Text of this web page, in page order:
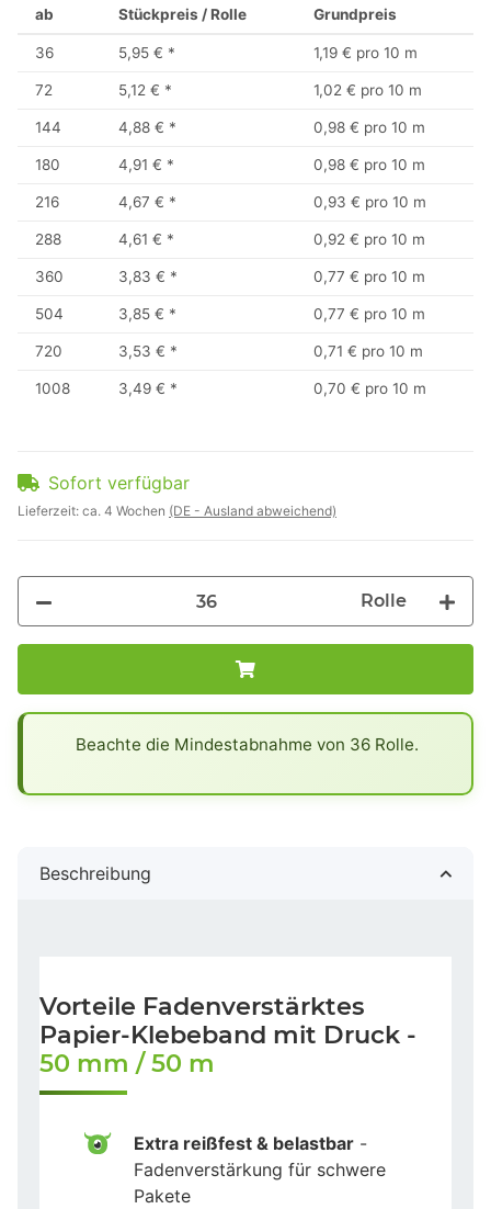
ab Stückpreis / Rolle Grundpreis
36 5,95 € * 1,19 € pro 10 m
72 5,12 € * 1,02 € pro 10 m
144 4,88 € * 0,98 € pro 10 m
180 4,91 € * 0,98 € pro 10 m
216 4,67 € * 0,93 € pro 10 m
288 4,61 € * 0,92 € pro 10 m
360 3,83 € * 0,77 € pro 10 m
504 3,85 € * 0,77 € pro 10 m
720 3,53 € * 0,71 € pro 10 m
1008 3,49 € * 0,70 € pro 10 m
Sofort verfügbar
Lieferzeit: ca. 4 Wochen (DE - Ausland abweichend)
Rolle
Beachte die Mindestabnahme von 36 Rolle.
Beschreibung
Vorteile Fadenverstärktes
Papier-Klebeband mit Druck -
50 mm / 50 m
Extra reißfest & belastbar -
Fadenverstärkung für schwere
Pakete